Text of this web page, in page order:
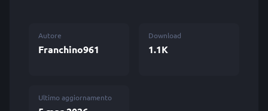
Autore
Franchino961
Download
1.1K
Ultimo aggiornamento